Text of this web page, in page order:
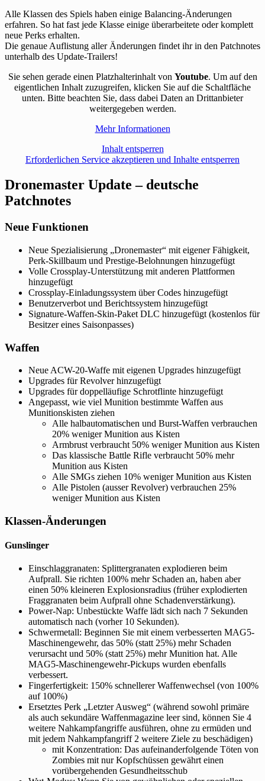
Alle Klassen des Spiels haben einige Balancing-Änderungen
erfahren. So hat fast jede Klasse einige überarbeitete oder komplett
neue Perks erhalten.
Die genaue Auflistung aller Änderungen findet ihr in den Patchnotes
unterhalb des Update-Trailers!
Sie sehen gerade einen Platzhalterinhalt von Youtube. Um auf den
eigentlichen Inhalt zuzugreifen, klicken Sie auf die Schaltfläche
unten. Bitte beachten Sie, dass dabei Daten an Drittanbieter
weitergegeben werden.
Mehr Informationen
Inhalt entsperren
Erforderlichen Service akzeptieren und Inhalte entsperren
Dronemaster Update – deutsche
Patchnotes
Neue Funktionen
Neue Spezialisierung „Dronemaster“ mit eigener Fähigkeit,
Perk-Skillbaum und Prestige-Belohnungen hinzugefügt
Volle Crossplay-Unterstützung mit anderen Plattformen
hinzugefügt
Crossplay-Einladungssystem über Codes hinzugefügt
Benutzerverbot und Berichtssystem hinzugefügt
Signature-Waffen-Skin-Paket DLC hinzugefügt (kostenlos für
Besitzer eines Saisonpasses)
Waffen
Neue ACW-20-Waffe mit eigenen Upgrades hinzugefügt
Upgrades für Revolver hinzugefügt
Upgrades für doppelläufige Schrotflinte hinzugefügt
Angepasst, wie viel Munition bestimmte Waffen aus
Munitionskisten ziehen
Alle halbautomatischen und Burst-Waffen verbrauchen
20% weniger Munition aus Kisten
Armbrust verbraucht 50% weniger Munition aus Kisten
Das klassische Battle Rifle verbraucht 50% mehr
Munition aus Kisten
Alle SMGs ziehen 10% weniger Munition aus Kisten
Alle Pistolen (ausser Revolver) verbrauchen 25%
weniger Munition aus Kisten
Klassen-Änderungen
Gunslinger
Einschlaggranaten: Splittergranaten explodieren beim
Aufprall. Sie richten 100% mehr Schaden an, haben aber
einen 50% kleineren Explosionsradius (früher explodierten
Fraggranaten beim Aufprall ohne Schadenverstärkung).
Power-Nap: Unbestückte Waffe lädt sich nach 7 Sekunden
automatisch nach (vorher 10 Sekunden).
Schwermetall: Beginnen Sie mit einem verbesserten MAG5-
Maschinengewehr, das 50% (statt 25%) mehr Schaden
verursacht und 50% (statt 25%) mehr Munition hat. Alle
MAG5-Maschinengewehr-Pickups wurden ebenfalls
verbessert.
Fingerfertigkeit: 150% schnellerer Waffenwechsel (von 100%
auf 100%)
Ersetztes Perk „Letzter Ausweg“ (während sowohl primäre
als auch sekundäre Waffenmagazine leer sind, können Sie 4
weitere Nahkampfangriffe ausführen, ohne zu ermüden und
mit jedem Nahkampfangriff 2 weitere Ziele zu beschädigen)
mit Konzentration: Das aufeinanderfolgende Töten von
Zombies mit nur Kopfschüssen gewährt einen
vorübergehenden Gesundheitsschub